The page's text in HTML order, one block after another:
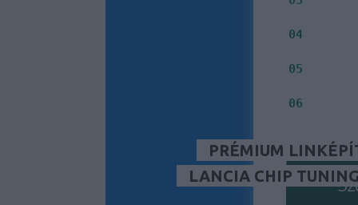
04
05
06
PRÉMIUM
LANCIA CHIP TUNING